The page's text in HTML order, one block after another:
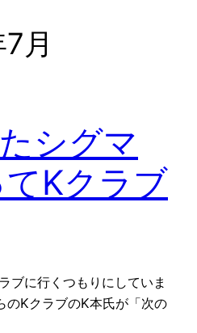
月
シグマ
Kクラブ
ブに行くつもりにしていま
のKクラブのK本氏が「次の